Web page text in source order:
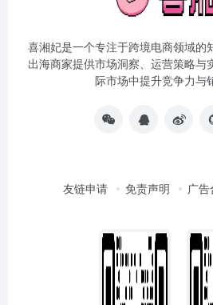
喜湘妃是一个专注于跨境电商领域的
出海商家提供市场洞察、运营策略与
际市场中提升竞争力与
友链申请 免责声明 广